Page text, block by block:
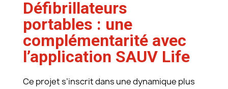
Défibrillateurs
portables : une
complémentarité avec
l’application SAUV Life
Ce projet s’inscrit dans une dynamique plus